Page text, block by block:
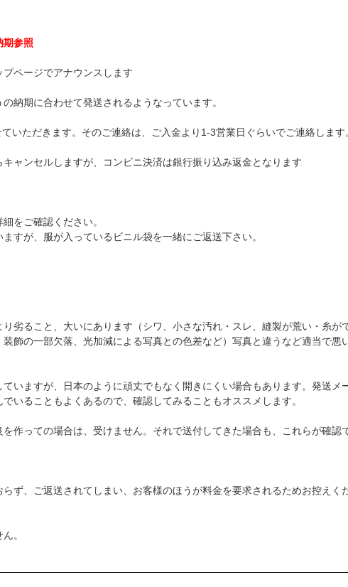
期参照
プページでアナウンスします
納期に合わせて発送されるようなっています。
いただきます。そのご連絡は、ご入金より1-3営業日ぐらいでご連絡します
ャンセルしますが、コンビニ決済は銀行振り込み返金となります
をご確認ください。
すが、服が入っているビニル袋を一緒にご返送下さい。
り劣ること、大いにあります（シワ、小さな汚れ・スレ、縫製が荒い・糸
飾の一部欠落、光加減による写真との色差など）写真と違うなど適当で悪
ていますが、日本のように頑丈でもなく開きにくい場合もあります。発送
いることもよくあるので、確認してみることもオススメします。
作っての場合は、受けません。それで送付してきた場合も、これらが確認
らず、ご返送されてしまい、お客様のほうが料金を要求されるためお控えく
。